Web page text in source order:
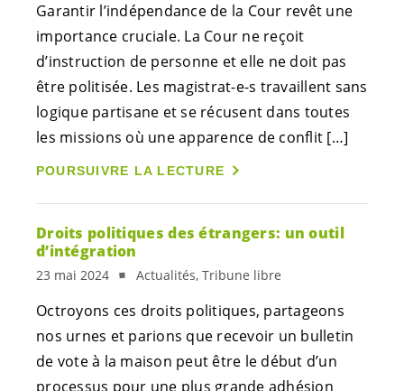
Garantir l’indépendance de la Cour revêt une
importance cruciale. La Cour ne reçoit
d’instruction de personne et elle ne doit pas
être politisée. Les magistrat-e-s travaillent sans
logique partisane et se récusent dans toutes
les missions où une apparence de conflit […]
POURSUIVRE LA LECTURE
Droits politiques des étrangers: un outil
d’intégration
23 mai 2024 Actualités, Tribune libre
Octroyons ces droits politiques, partageons
nos urnes et parions que recevoir un bulletin
de vote à la maison peut être le début d’un
processus pour une plus grande adhésion